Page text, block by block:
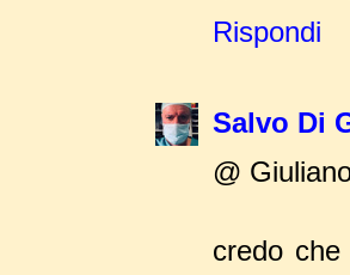
Rispondi
Salvo Di
@
credo